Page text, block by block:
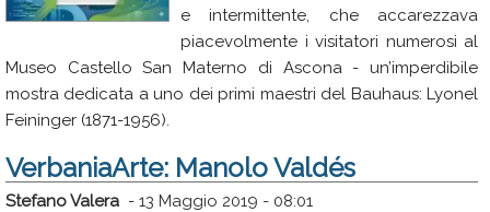
e intermittente, che accarezzava
piacevolmente i visitatori numerosi al
Museo Castello San Materno di Ascona - un’imperdibile
mostra dedicata a uno dei primi maestri del Bauhaus: Lyonel
Feininger (1871-1956).
VerbaniaArte: Manolo Valdés
Stefano Valera - 13 Maggio 2019 - 08:01